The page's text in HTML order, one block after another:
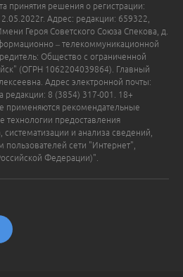
принятия решения о регистрации:
Адрес: редакции: 659322,
Героя Советского Союза Спекова, д.
– телекоммуникационной
Общество с ограниченной
(ОГРН 1062204039864). Главный
Адрес электронной почты:
редакции: 8 (3854) 317-001. 18+
применяются рекомендательные
предоставления
и анализа сведений,
пользователей сети "Интернет",
Федерации)".